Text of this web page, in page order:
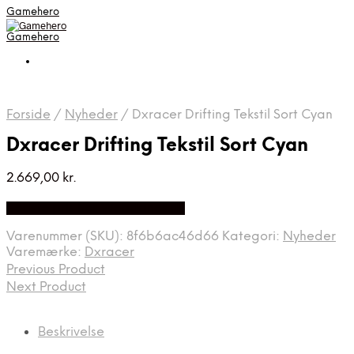
Gamehero
Gamehero
Forside / Nyheder / Dxracer Drifting Tekstil Sort Cyan
Dxracer Drifting Tekstil Sort Cyan
2.669,00 kr.
Varenummer (SKU): 8f6b6ac46d66 Kategori: Nyheder
Varemærke: Dxracer
Previous Product
Next Product
Beskrivelse